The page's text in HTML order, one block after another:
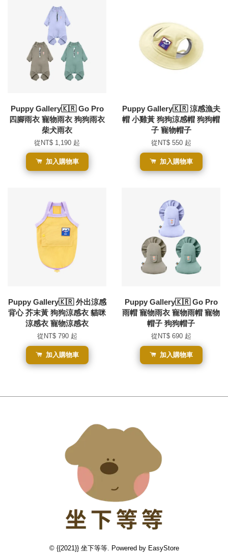
Puppy Gallery🇰🇷 Go Pro
四腳雨衣 寵物雨衣 狗狗雨衣
柴犬雨衣
從NT$ 1,190 起
加入購物車
Puppy Gallery🇰🇷 涼感漁夫
帽 小雞黃 狗狗涼感帽 狗狗帽
子 寵物帽子
從NT$ 550 起
加入購物車
Puppy Gallery🇰🇷 外出涼感
背心 芥末黃 狗狗涼感衣 貓咪
涼感衣 寵物涼感衣
從NT$ 790 起
加入購物車
Puppy Gallery🇰🇷 Go Pro
雨帽 寵物雨衣 寵物雨帽 寵物
帽子 狗狗帽子
從NT$ 690 起
加入購物車
© {{2021}} 坐下等等. Powered by EasyStore